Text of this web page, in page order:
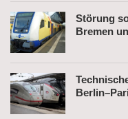
Störung
Bremen